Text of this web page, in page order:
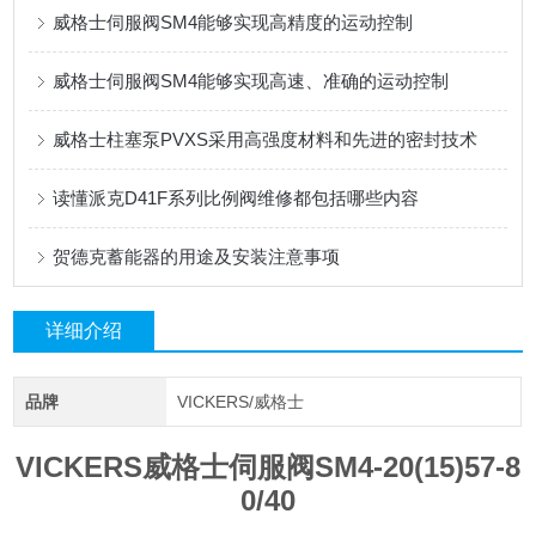
威格士伺服阀SM4能够实现高精度的运动控制
威格士伺服阀SM4能够实现高速、准确的运动控制
威格士柱塞泵PVXS采用高强度材料和先进的密封技术
读懂派克D41F系列比例阀维修都包括哪些内容
贺德克蓄能器的用途及安装注意事项
详细介绍
品牌 VICKERS/威格士
VICKERS威格士伺服阀SM4-20(15)57-8
0/40